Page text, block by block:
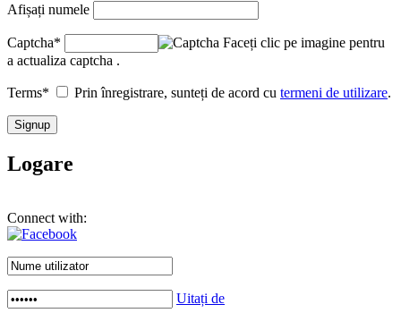
Afișați numele
Captcha*
Faceți clic pe imagine pentru
a actualiza captcha .
Terms* Prin înregistrare, sunteți de acord cu termeni de utilizare.
Logare
Connect with:
Uitați de